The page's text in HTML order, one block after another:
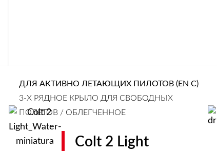
ДЛЯ АКТИВНО ЛЕТАЮЩИХ ПИЛОТОВ (EN C)
3-Х РЯДНОЕ КРЫЛО ДЛЯ СВОБОДНЫХ
ПОЛЕТОВ / ОБЛЕГЧЕННОЕ
Colt 2 Light